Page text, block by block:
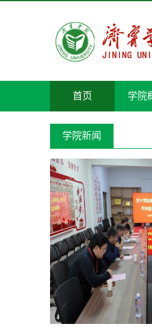
首页 学院
学院新闻